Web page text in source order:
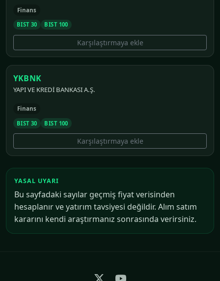
Finans
BIST 30
BIST 100
Karşılaştırmaya ekle
YKBNK
YAPI VE KREDİ BANKASI A.Ş.
Finans
BIST 30
BIST 100
Karşılaştırmaya ekle
YASAL UYARI
Bu sayfadaki sayılar geçmiş fiyat verisinden
hesaplanır ve yatırım tavsiyesi değildir. Alım satım
kararını kendi araştırmanız sonrasında verirsiniz.